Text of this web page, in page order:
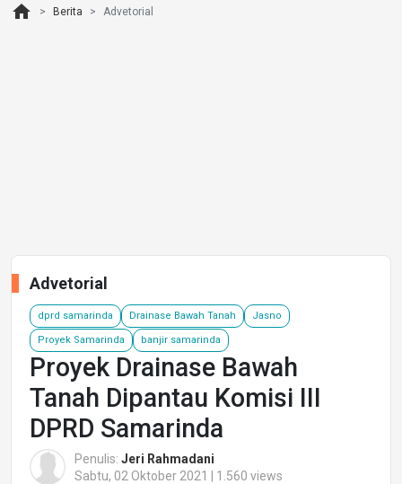
home Berita Advetorial
Advetorial
dprd samarinda Drainase Bawah Tanah Jasno
Proyek Samarinda banjir samarinda
Proyek Drainase Bawah
Tanah Dipantau Komisi III
DPRD Samarinda
Penulis: Jeri Rahmadani
Sabtu, 02 Oktober 2021 | 1.560 views